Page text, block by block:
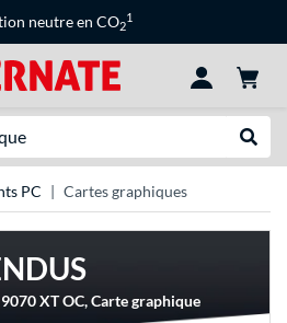
neutre en CO2
1
PC Cartes graphiques
XT OC, Carte graphique